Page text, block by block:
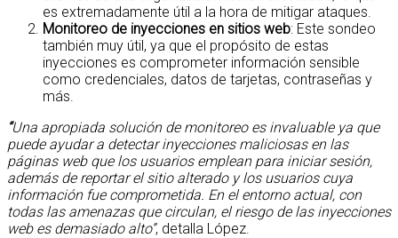
es extremadamente útil a la hora de mitigar ataques.
Monitoreo de inyecciones en sitios web: Este sondeo
también muy útil, ya que el propósito de estas
inyecciones es comprometer información sensible
como credenciales, datos de tarjetas, contraseñas y
más.
“Una apropiada solución de monitoreo es invaluable ya que
puede ayudar a detectar inyecciones maliciosas en las
páginas web que los usuarios emplean para iniciar sesión,
además de reportar el sitio alterado y los usuarios cuya
información fue comprometida. En el entorno actual, con
todas las amenazas que circulan, el riesgo de las inyecciones
web es demasiado alto”, detalla López.